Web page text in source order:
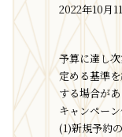
2022年10月
予算に達し
定める基準
する場合が
キャンペー
(1)新規予約